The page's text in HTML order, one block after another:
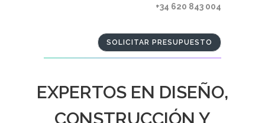
+34 620 843 004
SOLICITAR PRESUPUESTO
EXPERTOS EN DISEÑO,
CONSTRUCCIÓN Y